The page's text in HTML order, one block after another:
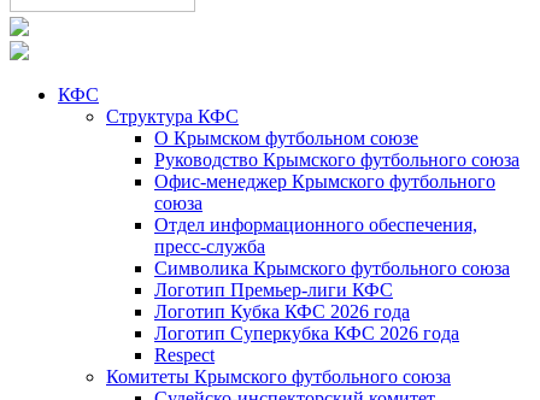
КФС
Структура КФС
О Крымском футбольном союзе
Руководство Крымского футбольного союза
Офис-менеджер Крымского футбольного
союза
Отдел информационного обеспечения,
пресс-служба
Символика Крымского футбольного союза
Логотип Премьер-лиги КФС
Логотип Кубка КФС 2026 года
Логотип Суперкубка КФС 2026 года
Respect
Комитеты Крымского футбольного союза